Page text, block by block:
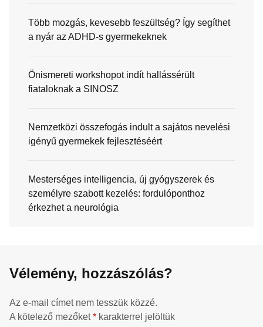
Több mozgás, kevesebb feszültség? Így segíthet
a nyár az ADHD-s gyermekeknek
Önismereti workshopot indít hallássérült
fiataloknak a SINOSZ
Nemzetközi összefogás indult a sajátos nevelési
igényű gyermekek fejlesztéséért
Mesterséges intelligencia, új gyógyszerek és
személyre szabott kezelés: fordulóponthoz
érkezhet a neurológia
Vélemény, hozzászólás?
Az e-mail címet nem tesszük közzé.
A kötelező mezőket* karakterrel jelöltük